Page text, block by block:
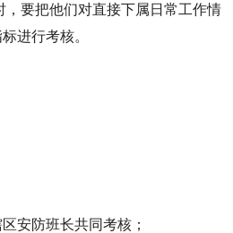
要把他们对直接下属日常工作情
进行考核。
安防班长共同考核；